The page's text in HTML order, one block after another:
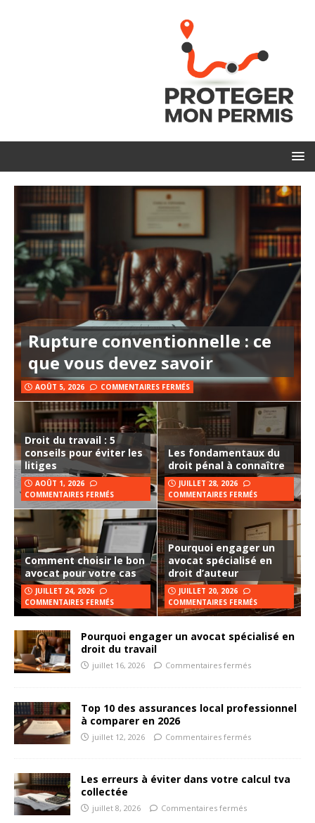
Rupture conventionnelle : ce
que vous devez savoir
AOÛT 5, 2026 COMMENTAIRES FERMÉS
Droit du travail : 5
conseils pour éviter les
litiges
AOÛT 1, 2026
COMMENTAIRES FERMÉS
Les fondamentaux du
droit pénal à connaître
JUILLET 28, 2026
COMMENTAIRES FERMÉS
Comment choisir le bon
avocat pour votre cas
JUILLET 24, 2026
COMMENTAIRES FERMÉS
Pourquoi engager un
avocat spécialisé en
droit d’auteur
JUILLET 20, 2026
COMMENTAIRES FERMÉS
Pourquoi engager un avocat spécialisé en
droit du travail
juillet 16, 2026 Commentaires fermés
Top 10 des assurances local professionnel
à comparer en 2026
juillet 12, 2026 Commentaires fermés
Les erreurs à éviter dans votre calcul tva
collectée
juillet 8, 2026 Commentaires fermés